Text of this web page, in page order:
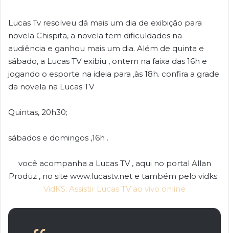
Lucas Tv resolveu dá mais um dia de exibição para
novela Chispita, a novela tem dificuldades na
audiência e ganhou mais um dia. Além de quinta e
sábado, a Lucas TV exibiu , ontem na faixa das 16h e
jogando o esporte na ideia para ,às 18h. confira a grade
da novela na Lucas TV
Quintas, 20h30;
sábados e domingos ,16h .
você acompanha a Lucas TV , aqui no portal Allan
Produz , no site www.lucastv.net e também pelo vidks:
VidKS: Assistir Lucas TV ao vivo online